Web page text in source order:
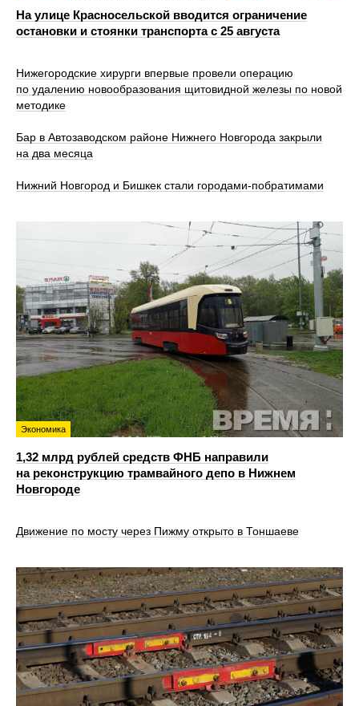
На улице Красносельской вводится ограничение
остановки и стоянки транспорта с 25 августа
Нижегородские хирурги впервые провели операцию
по удалению новообразования щитовидной железы по новой
методике
Бар в Автозаводском районе Нижнего Новгорода закрыли
на два месяца
Нижний Новгород и Бишкек стали городами-побратимами
Экономика
1,32 млрд рублей средств ФНБ направили
на реконструкцию трамвайного депо в Нижнем
Новгороде
Движение по мосту через Пижму открыто в Тоншаеве